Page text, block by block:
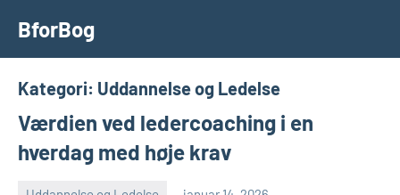
indhold
BforBog
Kategori: Uddannelse og Ledelse
Værdien ved ledercoaching i en
hverdag med høje krav